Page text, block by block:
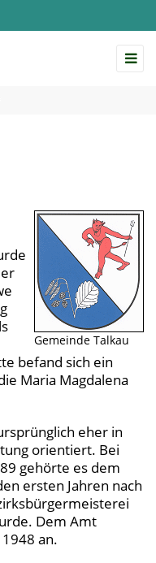
Gemeinde Talkau
befand sich ein
Maria Magdalena
eher in
orientiert. Bei
gehörte es dem
ersten Jahren nach
Dem Amt
an.